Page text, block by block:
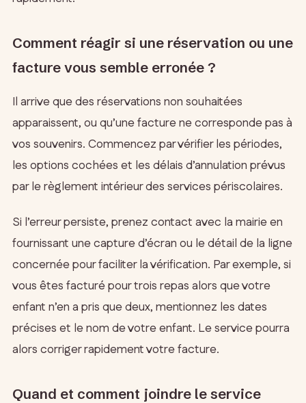
Comment réagir si une réservation ou une
facture vous semble erronée ?
Il arrive que des réservations non souhaitées
apparaissent, ou qu’une facture ne corresponde pas à
vos souvenirs. Commencez par vérifier les périodes,
les options cochées et les délais d’annulation prévus
par le règlement intérieur des services périscolaires.
Si l’erreur persiste, prenez contact avec la mairie en
fournissant une capture d’écran ou le détail de la ligne
concernée pour faciliter la vérification. Par exemple, si
vous êtes facturé pour trois repas alors que votre
enfant n’en a pris que deux, mentionnez les dates
précises et le nom de votre enfant. Le service pourra
alors corriger rapidement votre facture.
Quand et comment joindre le service